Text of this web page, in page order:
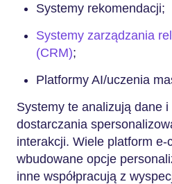
Systemy rekomendacji;
Systemy zarządzania
(CRM);
Platformy AI/uczenia
Systemy te analizują dane
dostarczania
interakcji. Wiele platform e-
wbudowane opcje
inne współpracują z